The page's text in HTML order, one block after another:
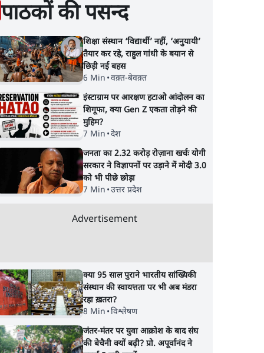
पाठकों की पसन्द
शिक्षा संस्थान ‘विद्यार्थी’ नहीं, ‘अनुयायी’
तैयार कर रहे, राहुल गांधी के बयान से
छिड़ी नई बहस
6 Min •वक़्त-बेवक़्त
इंस्टाग्राम पर आरक्षण हटाओ आंदोलन का
शिगूफा, क्या Gen Z एकता तोड़ने की
मुहिम?
7 Min •देश
जनता का 2.32 करोड़ रोज़ाना खर्चः योगी
सरकार ने विज्ञापनों पर उड़ाने में मोदी 3.0
को भी पीछे छोड़ा
7 Min •उत्तर प्रदेश
Advertisement
क्या 95 साल पुराने भारतीय सांख्यिकी
संस्थान की स्वायत्तता पर भी अब मंडरा
रहा ख़तरा?
8 Min •विश्लेषण
जंतर-मंतर पर युवा आक्रोश के बाद संघ
की बेचैनी क्यों बढ़ी? प्रो. अपूर्वानंद ने